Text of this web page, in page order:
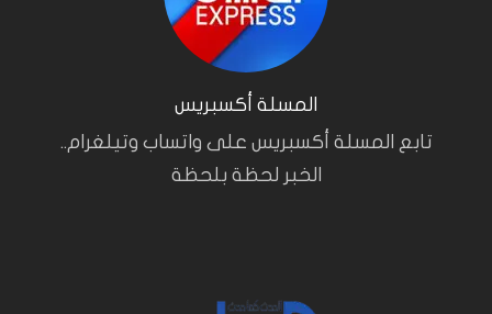
المسلة أكسبريس
تابع المسلة أكسبريس على واتساب وتيلغرام..
الخبر لحظة بلحظة